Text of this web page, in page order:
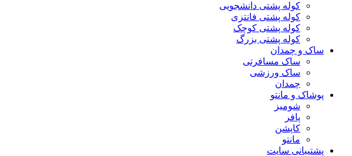
کوله پشتی دانشجویی
کوله پشتی فانتزی
کوله پشتی کوچک
کوله پشتی بزرگ
ساک و چمدان
ساک مسافرتی
ساک ورزشی
چمدان
پوشاک و مانتو
شومیز
پافر
کاپشن
مانتو
پشتیبانی سایت